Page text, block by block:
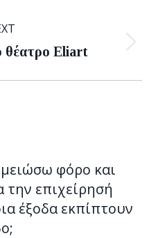
Next
θέατρο Eliart
φόρο και
την επιχείρησή
έξοδα εκπίπτουν